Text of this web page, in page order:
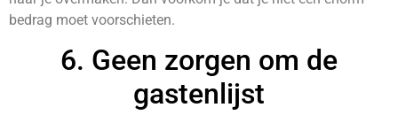
bedrag moet voorschieten.
6. Geen zorgen om de
gastenlijst